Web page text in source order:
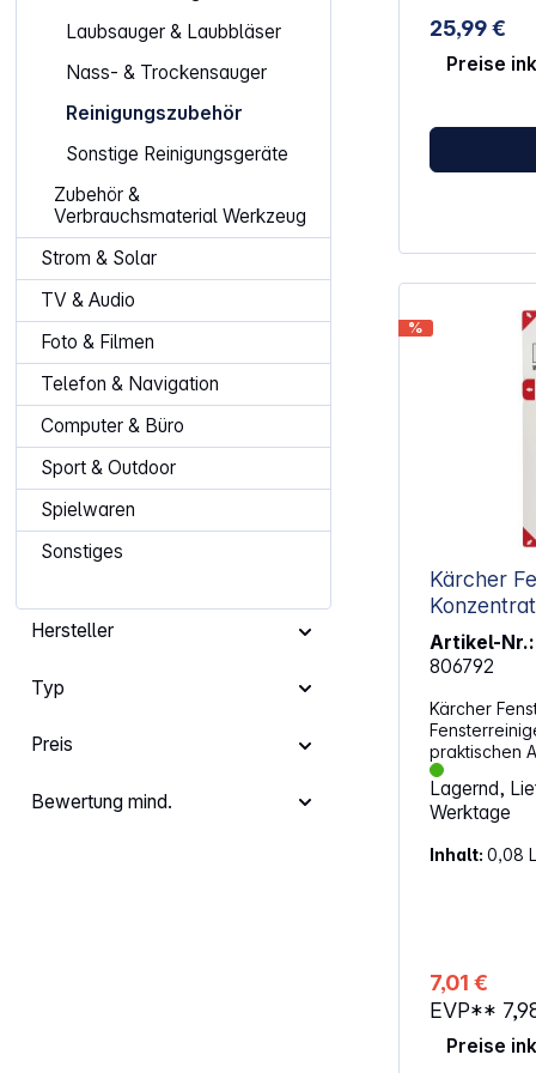
Laubsauger & Laubbläser
Nass- & Trockensauger
Reinigungszubehör
Sonstige Reinigungsgeräte
Zubehör &
Verbrauchsmaterial Werkzeug
Strom & Solar
TV & Audio
Foto & Filmen
Telefon & Navigation
Computer & Büro
Sport & Outdoor
Spielwaren
Sonstiges
Hersteller
Typ
Preis
Bewertung mind.
CrossWave-Geräte.
(H317)
25,99 €
Preise
%
Kärcher
Artikel-Nr.:
806792
Kärcher
praktischen
streifenfreien
Lässt Regen
Merkmale: Streifenfreie Reinigung
Emissionen Löst Kalkflecken von
Fenster Sprossenfenster Spiegel
Lagernd,
Werktage
Inhalt: 0,08
7,01 €
EVP**
Preise